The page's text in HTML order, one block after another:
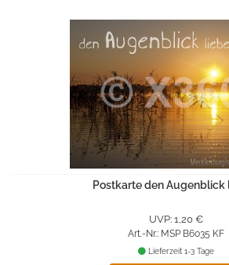
Postkarte den Augenblick
UVP: 1,20 €
Art.-Nr.: MSP B6035 KF
Lieferzeit 1-3 Tage